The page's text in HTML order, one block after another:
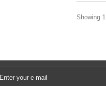
Showing